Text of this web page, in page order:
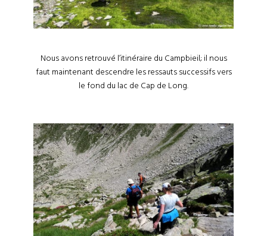
Nous avons retrouvé l’itinéraire du Campbieil; il nous
faut maintenant descendre les ressauts successifs vers
le fond du lac de Cap de Long.